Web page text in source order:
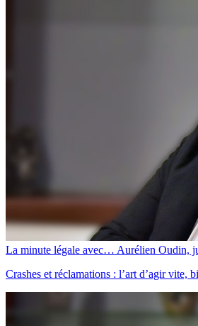
La minute légale avec… Aurélien Oudin,
Crashes et réclamations : l’art d’agir vite,